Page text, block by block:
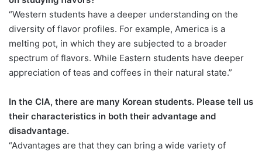
“Western students have a deeper understanding on the
diversity of flavor profiles. For example, America is a
melting pot, in which they are subjected to a broader
spectrum of flavors. While Eastern students have deeper
appreciation of teas and coffees in their natural state.”
In the CIA, there are many Korean students. Please tell us
their characteristics in both their advantage and
disadvantage.
“Advantages are that they can bring a wide variety of